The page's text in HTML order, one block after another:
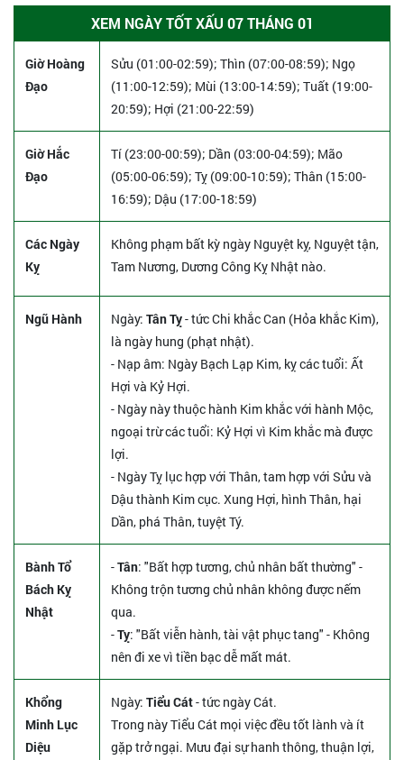
XEM NGÀY TỐT XẤU 07 THÁNG 01
Giờ Hoàng
Đạo
Sửu (01:00-02:59); Thìn (07:00-08:59); Ngọ
(11:00-12:59); Mùi (13:00-14:59); Tuất (19:00-
20:59); Hợi (21:00-22:59)
Giờ Hắc
Đạo
Tí (23:00-00:59); Dần (03:00-04:59); Mão
(05:00-06:59); Tỵ (09:00-10:59); Thân (15:00-
16:59); Dậu (17:00-18:59)
Các Ngày
Kỵ
Không phạm bất kỳ ngày Nguyệt kỵ, Nguyệt tận,
Tam Nương, Dương Công Kỵ Nhật nào.
Ngũ Hành Ngày: Tân Tỵ- tức Chi khắc Can (Hỏa khắc Kim),
là ngày hung (phạt nhật).
- Nạp âm: Ngày Bạch Lạp Kim, kỵ các tuổi: Ất
Hợi và Kỷ Hợi.
- Ngày này thuộc hành Kim khắc với hành Mộc,
ngoại trừ các tuổi: Kỷ Hợi vì Kim khắc mà được
lợi.
- Ngày Tỵ lục hợp với Thân, tam hợp với Sửu và
Dậu thành Kim cục. Xung Hợi, hình Thân, hại
Dần, phá Thân, tuyệt Tý.
Bành Tổ
Bách Kỵ
Nhật
-Tân: "Bất hợp tương, chủ nhân bất thường" -
Không trộn tương chủ nhân không được nếm
qua.
-Tỵ: "Bất viễn hành, tài vật phục tang" - Không
nên đi xe vì tiền bạc dễ mất mát.
Khổng
Minh Lục
Diệu
Ngày: Tiểu Cát- tức ngày Cát.
Trong này Tiểu Cát mọi việc đều tốt lành và ít
gặp trở ngại. Mưu đại sự hanh thông, thuận lợi,